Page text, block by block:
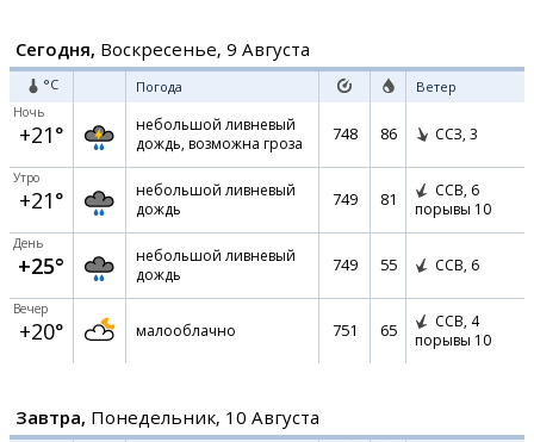
Сегодня, Воскресенье, 9 Августа
°C Погода Ветер
Ночь
+21°
небольшой ливневый
дождь, возможна гроза
748 86 ССЗ, 3
Утро
+21°
небольшой ливневый
дождь
749 81 ССВ, 6
порывы 10
День
+25°
небольшой ливневый
дождь
749 55 ССВ, 6
Вечер
+20° малооблачно 751 65 ССВ, 4
порывы 10
Завтра, Понедельник, 10 Августа